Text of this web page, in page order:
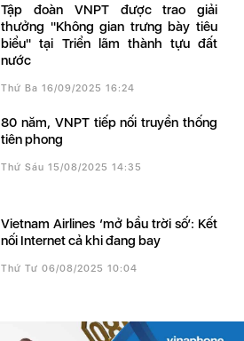
Tập đoàn VNPT được trao giải
thưởng "Không gian trưng bày tiêu
biểu" tại Triển lãm thành tựu đất
nước
Thứ Ba 16/09/2025 16:24
80 năm, VNPT tiếp nối truyền thống
tiên phong
Thứ Sáu 15/08/2025 14:35
Vietnam Airlines ‘mở bầu trời số’: Kết
nối Internet cả khi đang bay
Thứ Tư 06/08/2025 10:04